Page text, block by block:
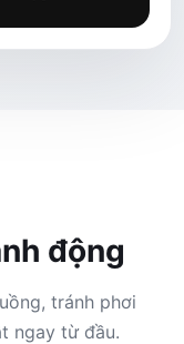
động
tránh phơi
ngay từ đầu.